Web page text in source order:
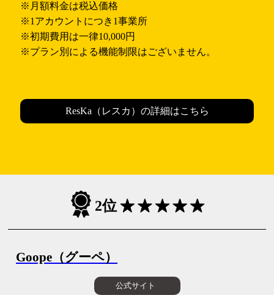
※月額料金は税込価格
※1アカウントにつき1事業所
※初期費用は一律10,000円
※プラン別による機能制限はございません。
ResKa（レスカ）の詳細はこちら
2位
Goope（グーペ）
公式サイト